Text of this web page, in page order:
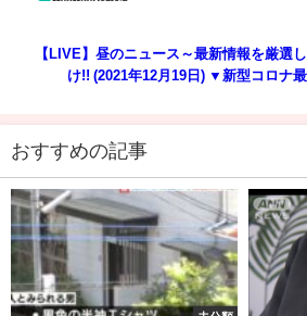
【LIVE】昼のニュース～最新情報を厳選
け!! (2021年12月19日) ▼新型コロナ
おすすめの記事